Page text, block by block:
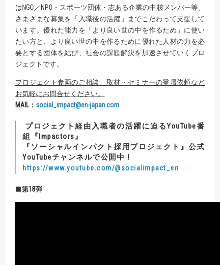
はNGO／NPO・スポーツ団体・志ある企業の中核メンバー等、
さまざまな募集を「入職後の活躍」までこだわって支援して
います。優れた能力を「より良い世の中を作るため」に使い
たい方と、より良い世の中を作るために優れた人材の力を必
要とする団体を結び、社会の課題解決を加速させていくプロ
ジェクトです。
プロジェクト参画のご相談、取材・セミナーの登壇依頼など
お気軽にお問合せください。
MAIL： social_impact@en-japan.com
プロジェクト経由入職者の活躍に迫るYouTube番
組『Impactors』
『ソーシャルインパクト採用プロジェクト』公式
YouTubeチャンネルで公開中！
https://www.youtube.com/@socialimpact_en
■第18弾